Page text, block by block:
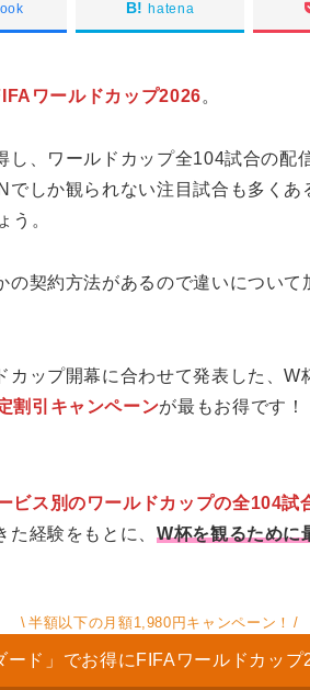
hatena
ワールドカップ2026。
し、ワールドカップ全104試合の配
しか観られない注目試合も多く
う。
契約方法があるので違いについ
ップ開幕に合わせて発表した、W
割引キャンペーンが最もお得です！
ビス別のワールドカップの全104試
経験をもとに、 W杯を観るために
半額以下の月額1,980円キャンペーン！
ード」でお得にFIFAワールドカップ